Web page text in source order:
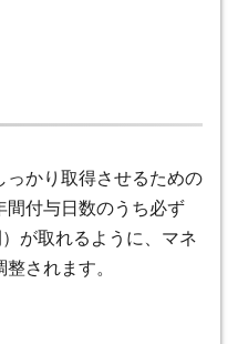
っかり取得させるための
間付与日数のうち必ず
が取れるように、マネ
整されます。